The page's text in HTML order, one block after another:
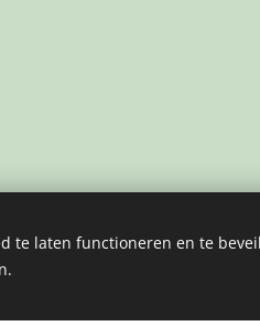
te laten functioneren en te